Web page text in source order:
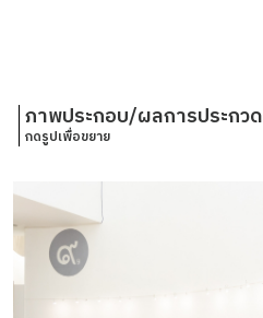
ภาพประกอบ/ผลการประกวด
กดรูปเพื่อขยาย